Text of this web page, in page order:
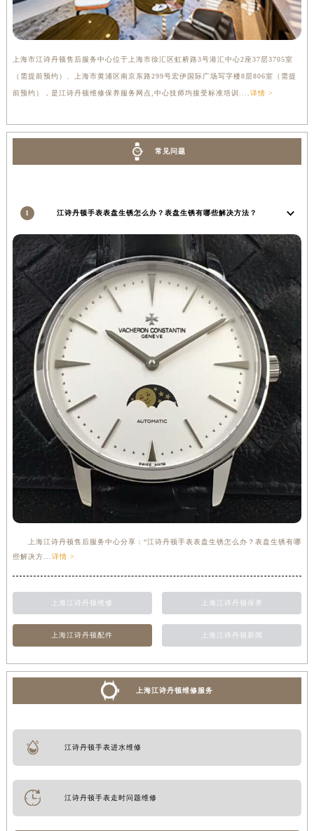
上海市江诗丹顿售后服务中心位于上海市徐汇区虹桥路3号港汇中心2座37层3705室
（需提前预约）、上海市黄浦区南京东路299号宏伊国际广场写字楼8层806室（需提
前预约），是江诗丹顿维修保养服务网点,中心技师均接受标准培训....详情 >
常见问题
1 江诗丹顿手表表盘生锈怎么办？表盘生锈有哪些解决方法？
上海江诗丹顿售后服务中心分享：“江诗丹顿手表表盘生锈怎么办？表盘生锈有哪
些解决方... 详情 >
上海江诗丹顿维修 上海江诗丹顿保养
上海江诗丹顿配件 上海江诗丹顿新闻
上海江诗丹顿维修服务
江诗丹顿手表进水维修
江诗丹顿手表走时问题维修